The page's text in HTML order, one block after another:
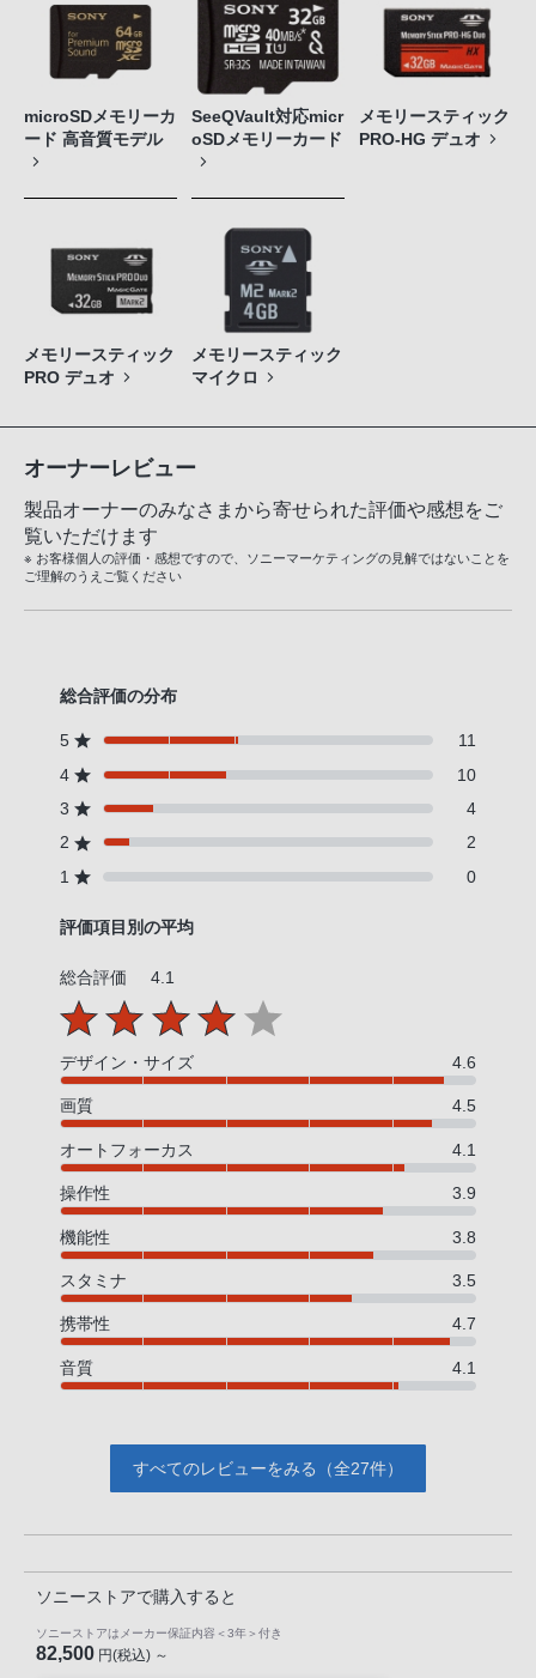
microSDメモリーカ
ード 高音質モデル
SeeQVault対応micr
oSDメモリーカード
メモリースティック
PRO-HG デュオ
メモリースティック
PRO デュオ
メモリースティック
マイクロ
オーナーレビュー
製品オーナーのみなさまから寄せられた評価や感想をご
覧いただけます
※ お客様個人の評価・感想ですので、ソニーマーケティングの見解ではないことを
ご理解のうえご覧ください
総合評価の分布
5
11
4
10
3
4
2
2
1
0
評価項目別の平均
総合評価 4.1
デザイン・サイズ 4.6
画質 4.5
オートフォーカス 4.1
操作性 3.9
機能性 3.8
スタミナ 3.5
携帯性 4.7
音質 4.1
すべてのレビューをみる（全27件）
ソニーストアで購入すると
ソニーストアはメーカー保証内容 ＜3年＞ 付き
82,500 円(税込) ～